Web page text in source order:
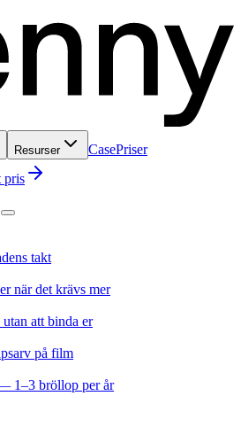
Resurser CasePriser
pris
takt
när det krävs mer
att binda er
på film
1–3 bröllop per år